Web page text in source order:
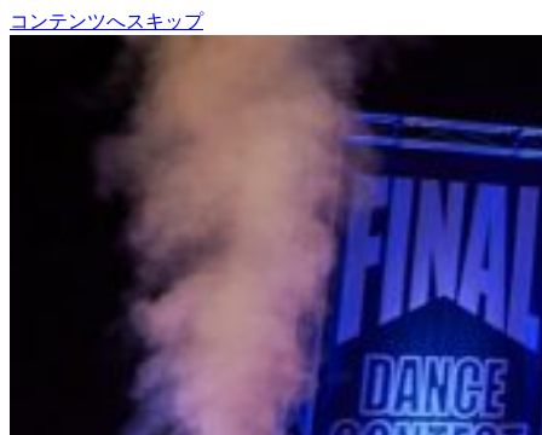
コンテンツへスキップ